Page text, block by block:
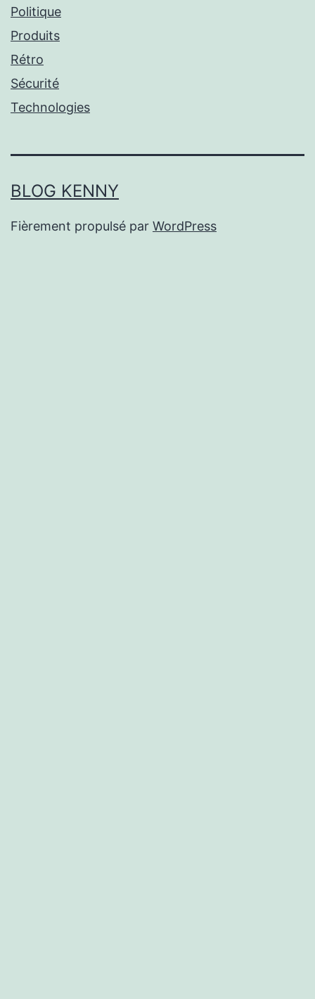
Politique
Produits
Rétro
Sécurité
Technologies
BLOG KENNY
Fièrement propulsé par WordPress